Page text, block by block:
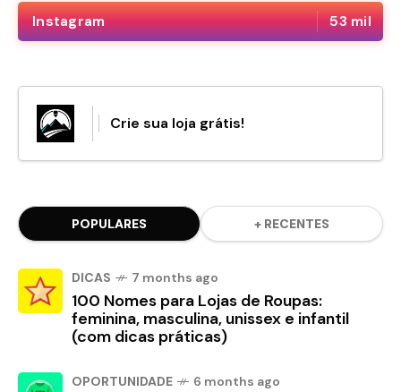
Instagram 53 mil
Crie sua loja grátis!
POPULARES + RECENTES
DICAS 7 months ago
100 Nomes para Lojas de Roupas:
feminina, masculina, unissex e infantil
(com dicas práticas)
OPORTUNIDADE 6 months ago